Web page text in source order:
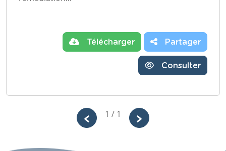
Télécharger Partager
Consulter
1 / 1